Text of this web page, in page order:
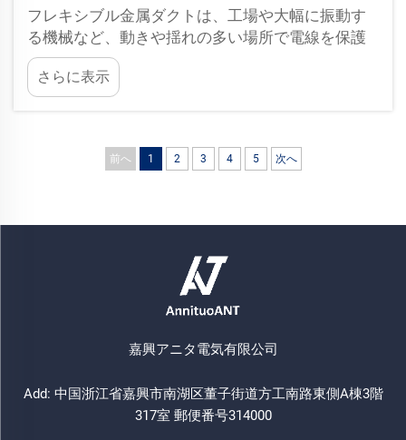
フレキシブル金属ダクトは、工場や大幅に振動す
る機械など、動きや揺れの多い場所で電線を保護
するためのチューブ状の製品です。このフレキシ
ブル金属ダクトは強度が高く、容易に曲げられる
ため、こうした用途に使用されます。Anita社で
さらに表示
前へ 1 2 3 4 5 次へ
嘉興アニタ電気有限公司
Add: 中国浙江省嘉興市南湖区董子街道方工南路東側A棟3階
317室 郵便番号314000